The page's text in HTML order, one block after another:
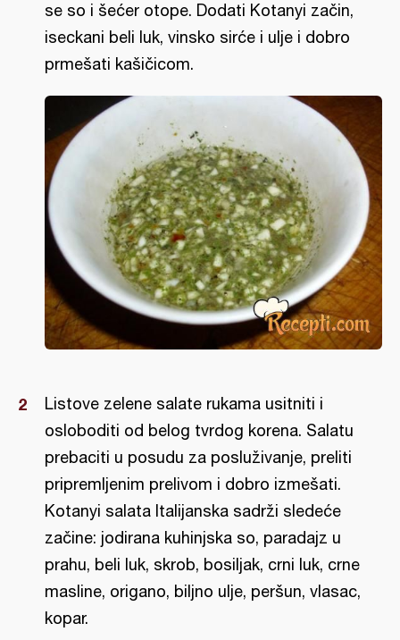
se so i šećer otope. Dodati Kotanyi začin,
iseckani beli luk, vinsko sirće i ulje i dobro
prmešati kašičicom.
Listove zelene salate rukama usitniti i
osloboditi od belog tvrdog korena. Salatu
prebaciti u posudu za posluživanje, preliti
pripremljenim prelivom i dobro izmešati.
Kotanyi salata Italijanska sadrži sledeće
začine: jodirana kuhinjska so, paradajz u
prahu, beli luk, skrob, bosiljak, crni luk, crne
masline, origano, biljno ulje, peršun, vlasac,
kopar.